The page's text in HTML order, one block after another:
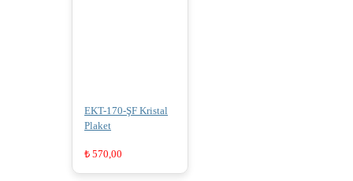
EKT-170-ŞF Kristal
Plaket
₺ 570,00